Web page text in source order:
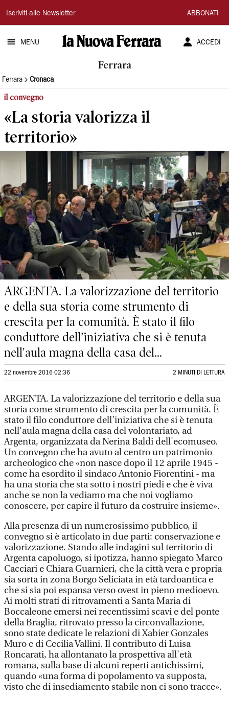
La
Nuova
Ferrara
Iscriviti alle Newsletter ABBONATI
MENU ACCEDI
Ferrara
Ferrara Cronaca
il convegno
«La storia valorizza il
territorio»
ARGENTA. La valorizzazione del territorio
e della sua storia come strumento di
crescita per la comunità. È stato il filo
conduttore dell’iniziativa che si è tenuta
nell'aula magna della casa del...
22 novembre 2016 02:36 2 MINUTI DI LETTURA
ARGENTA. La valorizzazione del territorio e della sua
storia come strumento di crescita per la comunità. È
stato il filo conduttore dell’iniziativa che si è tenuta
nell'aula magna della casa del volontariato, ad
Argenta, organizzata da Nerina Baldi dell'ecomuseo.
Un convegno che ha avuto al centro un patrimonio
archeologico che «non nasce dopo il 12 aprile 1945 -
come ha esordito il sindaco Antonio Fiorentini - ma
ha una storia che sta sotto i nostri piedi e che è viva
anche se non la vediamo ma che noi vogliamo
conoscere, per capire il futuro da costruire insieme».
Alla presenza di un numerosissimo pubblico, il
convegno si è articolato in due parti: conservazione e
valorizzazione. Stando alle indagini sul territorio di
Argenta capoluogo, si ipotizza, hanno spiegato Marco
Cacciari e Chiara Guarnieri, che la città vera e propria
sia sorta in zona Borgo Seliciata in età tardoantica e
che si sia poi espansa verso ovest in pieno medioevo.
Ai molti strati di ritrovamenti a Santa Maria di
Boccaleone emersi nei recentissimi scavi e del ponte
della Braglia, ritrovato presso la circonvallazione,
sono state dedicate le relazioni di Xabier Gonzales
Muro e di Cecilia Vallini. Il contributo di Luisa
Roncarati, ha allontanato la prospettiva all'età
romana, sulla base di alcuni reperti antichissimi,
quando «una forma di popolamento va supposta,
visto che di insediamento stabile non ci sono tracce».